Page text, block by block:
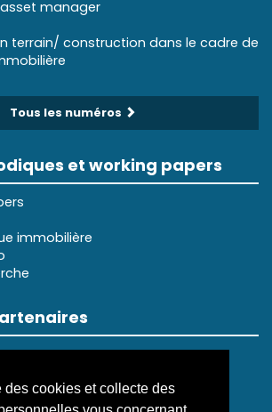
des cookies et collecte des
manager
terrain/ construction dans le cadre de
Tous les numéros
et working papers
immobilière